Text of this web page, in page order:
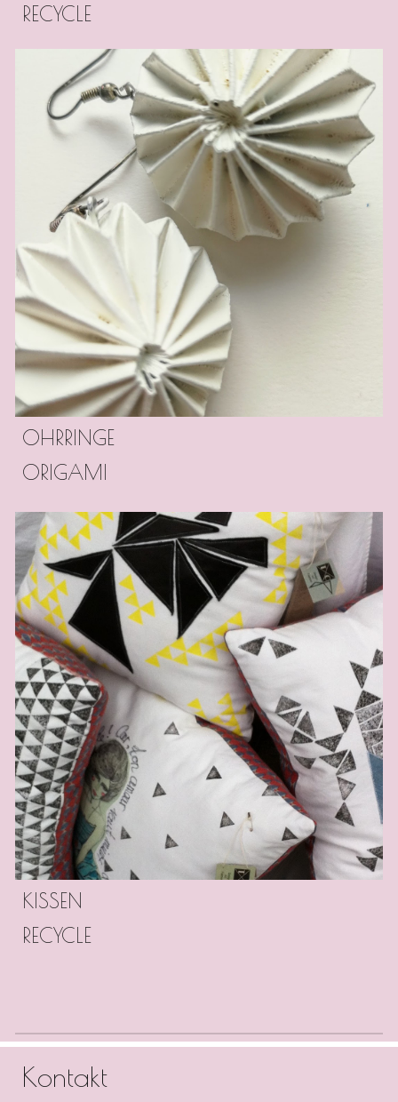
RECYCLE
OHRRINGE
ORIGAMI
KISSEN
RECYCLE
Kontakt